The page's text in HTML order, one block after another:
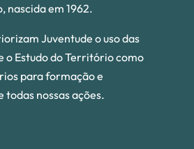
nascida em 1962.
Juventude o uso das
o Estudo do Território como
para formação e
nossas ações.